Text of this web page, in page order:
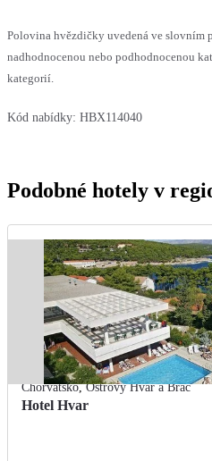
Polovina hvězdičky uvedená ve slovním
nadhodnocenou nebo podhodnocenou
kategorií.
Kód nabídky: HBX114040
Podobné hotely v
Chorvatsko,Ostrovy Hvar a Brač
Hotel Hvar